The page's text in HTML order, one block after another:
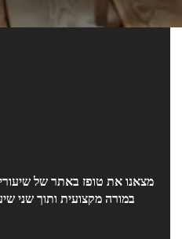
מצאנו את טופז באתר של
במורה מקצועית ותוך שני